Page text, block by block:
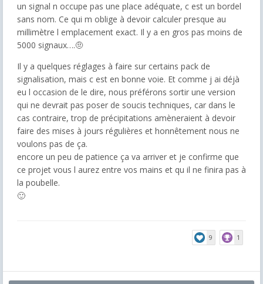
un signal n occupe pas une place adéquate, c est un bordel
sans nom. Ce qui m oblige à devoir calculer presque au
millimètre l emplacement exact. Il y a en gros pas moins de
5000 signaux….🤨
Il y a quelques réglages à faire sur certains pack de
signalisation, mais c est en bonne voie. Et comme j ai déjà
eu l occasion de le dire, nous préférons sortir une version
qui ne devrait pas poser de soucis techniques, car dans le
cas contraire, trop de précipitations amèneraient à devoir
faire des mises à jours régulières et honnêtement nous ne
voulons pas de ça.
encore un peu de patience ça va arriver et je confirme que
ce projet vous l aurez entre vos mains et qu il ne finira pas à
la poubelle.
🙂
9 1